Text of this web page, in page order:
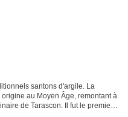
santons d'argile. La
au Moyen Âge, remontant à
de Tarascon. Il fut le premier